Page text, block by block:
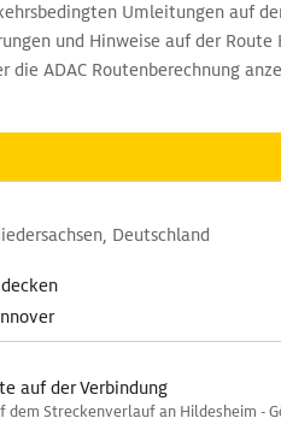
Umleitungen auf
und Hinweise auf der
die ADAC Routenberechnung
Deutschland
auf der Verbindung
dem Streckenverlauf an Hildesheim -